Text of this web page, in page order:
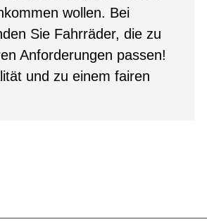
wollen. Bei
Sie Fahrräder, die zu
Anforderungen passen!
und zu einem fairen